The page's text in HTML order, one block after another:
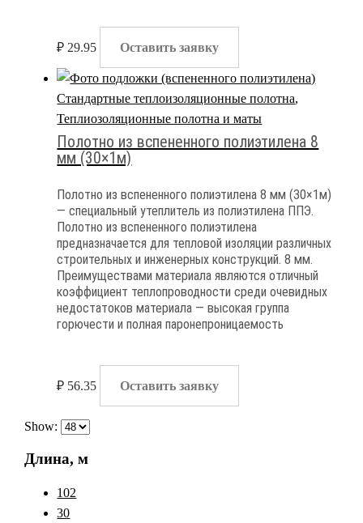
₽ 29.95 Оставить заявку
Стандартные теплоизоляционные полотна,
Теплиозоляционные полотна и маты
Полотно из вспененного полиэтилена 8
мм (30×1м)
Полотно из вспененного полиэтилена 8 мм (30×1м)
— специальный утеплитель из полиэтилена ППЭ.
Полотно из вспененного полиэтилена
предназначается для тепловой изоляции различных
строительных и инженерных конструкций. 8 мм.
Преимуществами материала являются отличный
коэффициент теплопроводности среди очевидных
недостатоков материала — высокая группа
горючести и полная паронепроницаемость
₽ 56.35 Оставить заявку
Show:
Длина, м
102
30